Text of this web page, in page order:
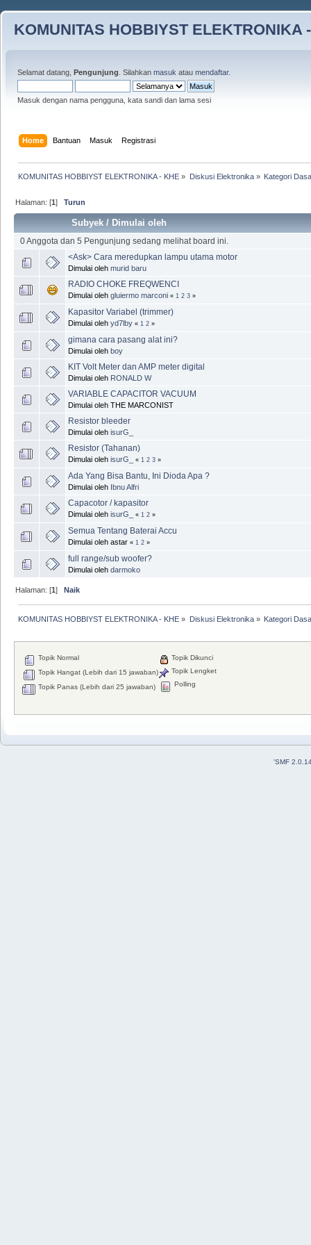
KOMUNITAS HOBBIYST ELEKTRONIKA
Selamat datang, Pengunjung . Silahkan masuk atau mendaftar.
Masuk dengan nama pengguna, kata sandi dan lama sesi
Home Bantuan Masuk Registrasi
KOMUNITAS HOBBIYST ELEKTRONIKA - KHE » Diskusi Elektronika» Kategori
Halaman: [1]Turun
Subyek /Dimulai oleh
0 Anggota dan 5 Pengunjung sedang melihat board ini.
<Ask> Cara meredupkan lampu utama motor
Dimulai oleh murid baru
RADIO CHOKE FREQWENCI
Dimulai oleh gluiermo marconi « 1 2 3 »
Kapasitor Variabel (trimmer)
Dimulai oleh yd7lby « 1 2 »
gimana cara pasang alat ini?
Dimulai oleh boy
KIT Volt Meter dan AMP meter digital
Dimulai oleh RONALD W
VARIABLE CAPACITOR VACUUM
Dimulai oleh THE MARCONIST
Resistor bleeder
Dimulai oleh isurG_
Resistor (Tahanan)
Dimulai oleh isurG_ « 1 2 3 »
Ada Yang Bisa Bantu, Ini Dioda Apa ?
Dimulai oleh Ibnu Alfri
Capacotor / kapasitor
Dimulai oleh isurG_ « 1 2 »
Semua Tentang Baterai Accu
Dimulai oleh astar « 1 2 »
full range/sub woofer?
Dimulai oleh darmoko
Halaman: [1]Naik
KOMUNITAS HOBBIYST ELEKTRONIKA - KHE » Diskusi Elektronika» Kategori
Topik Normal
Topik Hangat (Lebih dari 15 jawaban)
Topik Panas (Lebih dari 25 jawaban)
Topik Dikunci
Topik Lengket
Polling
'SMF